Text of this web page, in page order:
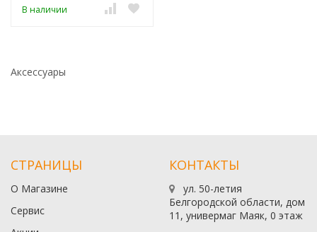
В наличии
Аксессуары
СТРАНИЦЫ
О Магазине
Сервис
КОНТАКТЫ
ул. 50-летия
Белгородской области, дом
11, универмаг Маяк, 0 этаж